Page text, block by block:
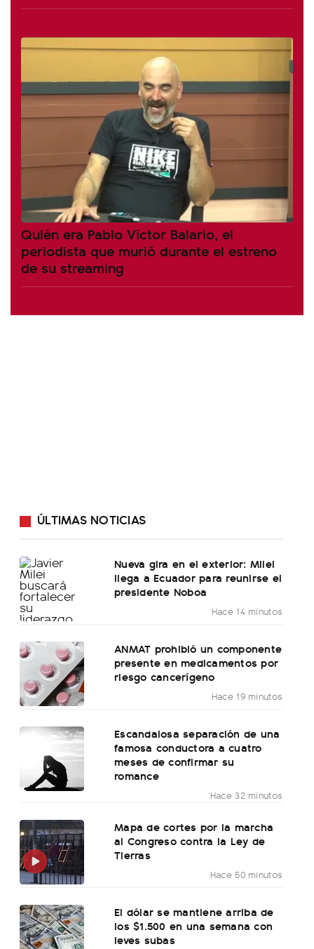
Quién era Pablo Víctor Balario, el
periodista que murió durante el estreno
de su streaming
ÚLTIMAS NOTICIAS
Nueva gira en el exterior: Milei
llega a Ecuador para reunirse el
presidente Noboa
Hace 14 minutos
ANMAT prohibió un componente
presente en medicamentos por
riesgo cancerígeno
Hace 19 minutos
Escandalosa separación de una
famosa conductora a cuatro
meses de confirmar su
romance
Hace 32 minutos
Mapa de cortes por la marcha
al Congreso contra la Ley de
Tierras
Hace 50 minutos
El dólar se mantiene arriba de
los $1.500 en una semana con
leves subas